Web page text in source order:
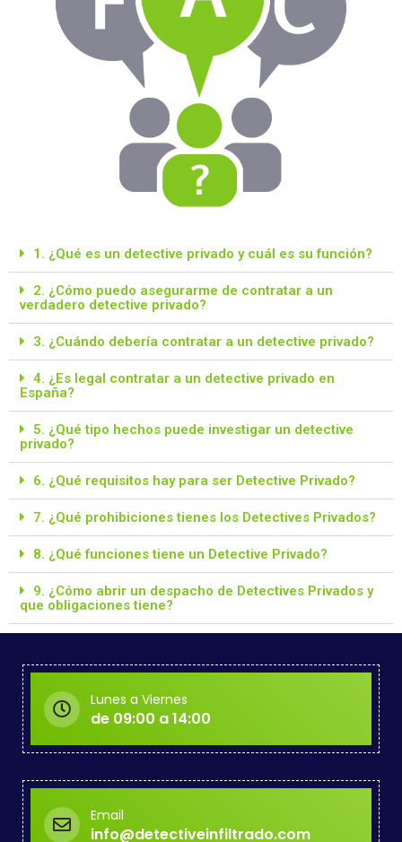
1. ¿Qué es un detective privado y cuál es su función?
2. ¿Cómo puedo asegurarme de contratar a un
verdadero detective privado?
3. ¿Cuándo debería contratar a un detective privado?
4. ¿Es legal contratar a un detective privado en
España?
5. ¿Qué tipo hechos puede investigar un detective
privado?
6. ¿Qué requisitos hay para ser Detective Privado?
7. ¿Qué prohibiciones tienes los Detectives Privados?
8. ¿Qué funciones tiene un Detective Privado?
9. ¿Cómo abrir un despacho de Detectives Privados y
que obligaciones tiene?
Lunes a Viernes
de 09:00 a 14:00
Email
info@detectiveinfiltrado.com